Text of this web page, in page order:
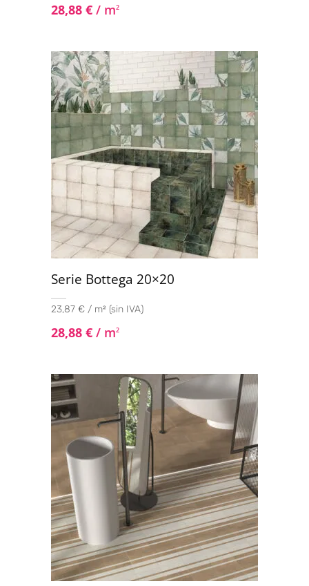
28,88 € / m2
Serie Bottega 20×20
23,87 € / m² (sin IVA)
28,88 € / m2